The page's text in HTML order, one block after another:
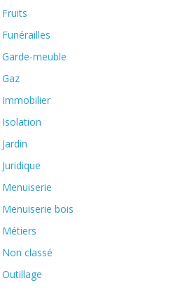
Fruits
Funérailles
Garde-meuble
Gaz
Immobilier
Isolation
Jardin
Juridique
Menuiserie
Menuiserie bois
Métiers
Non classé
Outillage